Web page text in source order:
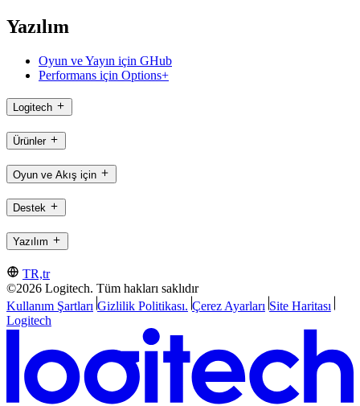
Yazılım
Oyun ve Yayın için GHub
Performans için Options+
Logitech
Ürünler
Oyun ve Akış için
Destek
Yazılım
TR,tr
©2026 Logitech. Tüm hakları saklıdır
Kullanım Şartları Gizlilik Politikası. Çerez Ayarları Site Haritası
Logitech